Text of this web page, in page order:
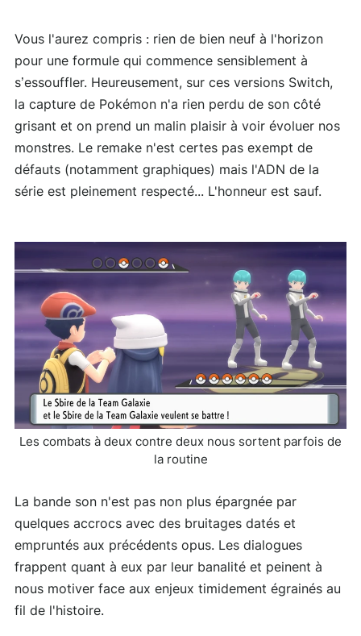
Vous l'aurez compris : rien de bien neuf à l'horizon
pour une formule qui commence sensiblement à
s’essouffler. Heureusement, sur ces versions Switch,
la capture de Pokémon n'a rien perdu de son côté
grisant et on prend un malin plaisir à voir évoluer nos
monstres. Le remake n'est certes pas exempt de
défauts (notamment graphiques) mais l'ADN de la
série est pleinement respecté... L'honneur est sauf.
Les combats à deux contre deux nous sortent parfois de
la routine
La bande son n'est pas non plus épargnée par
quelques accrocs avec des bruitages datés et
empruntés aux précédents opus. Les dialogues
frappent quant à eux par leur banalité et peinent à
nous motiver face aux enjeux timidement égrainés au
fil de l'histoire.